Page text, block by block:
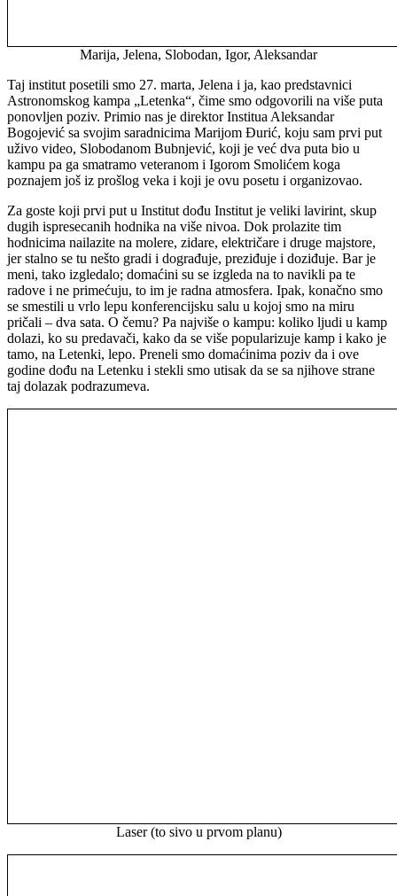
Marija, Jelena, Slobodan, Igor, Aleksandar
Taj institut posetili smo 27. marta, Jelena i ja, kao predstavnici
Astronomskog kampa „Letenka“, čime smo odgovorili na više puta
ponovljen poziv. Primio nas je direktor Institua Aleksandar
Bogojević sa svojim saradnicima Marijom Đurić, koju sam prvi put
uživo video, Slobodanom Bubnjević, koji je već dva puta bio u
kampu pa ga smatramo veteranom i Igorom Smolićem koga
poznajem još iz prošlog veka i koji je ovu posetu i organizovao.
Za goste koji prvi put u Institut dođu Institut je veliki lavirint, skup
dugih ispresecanih hodnika na više nivoa. Dok prolazite tim
hodnicima nailazite na molere, zidare, električare i druge majstore,
jer stalno se tu nešto gradi i dograđuje, preziđuje i doziđuje. Bar je
meni, tako izgledalo; domaćini su se izgleda na to navikli pa te
radove i ne primećuju, to im je radna atmosfera. Ipak, konačno smo
se smestili u vrlo lepu konferencijsku salu u kojoj smo na miru
pričali – dva sata. O čemu? Pa najviše o kampu: koliko ljudi u kamp
dolazi, ko su predavači, kako da se više popularizuje kamp i kako je
tamo, na Letenki, lepo. Preneli smo domaćinima poziv da i ove
godine dođu na Letenku i stekli smo utisak da se sa njihove strane
taj dolazak podrazumeva.
Laser (to sivo u prvom planu)